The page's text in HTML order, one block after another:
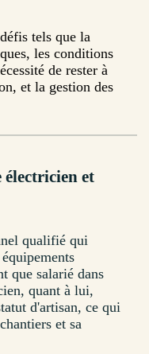
tels que la
les conditions
de rester à
et la gestion des
électricien et
qualifié qui
que salarié dans
quant à lui,
d'artisan, ce qui
et sa